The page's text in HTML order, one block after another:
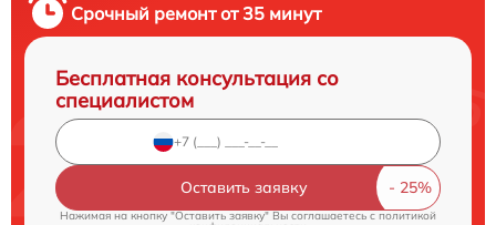
Срочный ремонт от 35 минут
Бесплатная консультация со
специалистом
Оставить заявку
Нажимая на кнопку "Оставить заявку" Вы соглашаетесь cполитикой